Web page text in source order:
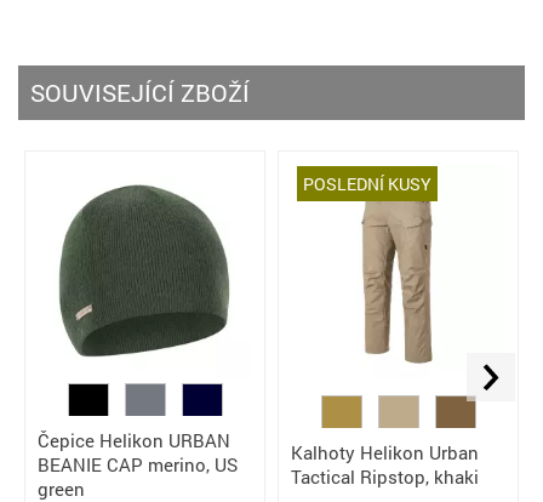
SOUVISEJÍCÍ ZBOŽÍ
Čepice Helikon URBAN
BEANIE CAP merino, US
green
POSLEDNÍ KUSY
Kalhoty Helikon Urban
Tactical Ripstop, khaki